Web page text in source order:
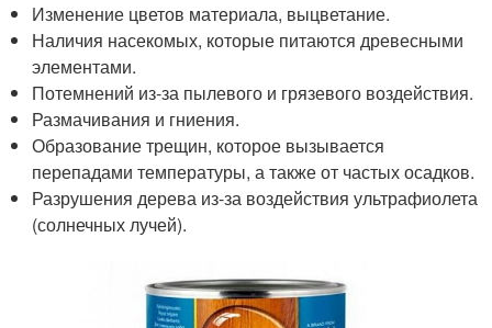
Изменение цветов материала, выцветание.
Наличия насекомых, которые питаются древесными
элементами.
Потемнений из-за пылевого и грязевого воздействия.
Размачивания и гниения.
Образование трещин, которое вызывается
перепадами температуры, а также от частых осадков.
Разрушения дерева из-за воздействия ультрафиолета
(солнечных лучей).